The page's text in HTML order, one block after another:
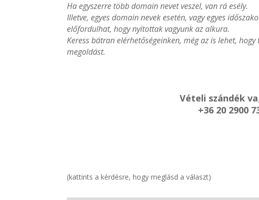
Ha egyszerre több domain nevet veszel, van rá esély.
Illetve, egyes domain nevek esetén, vagy egyes
előfordulhat, hogy nyitottak vagyunk az alkura.
Keress bátran elérhetőségeinken, még az is lehet,
megoldást.
Vételi szándék
+36 20 2900
(kattints a kérdésre, hogy meglásd a választ)